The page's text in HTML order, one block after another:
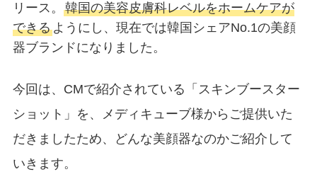
リース。 韓国の美容皮膚科レベルをホームケアが
できるようにし、現在では韓国シェアNo.1の美顔
器ブランドになりました。
今回は、CMで紹介されている「スキンブースター
ショット」を、メディキューブ様からご提供いた
だきましたため、どんな美顔器なのかご紹介して
いきます。